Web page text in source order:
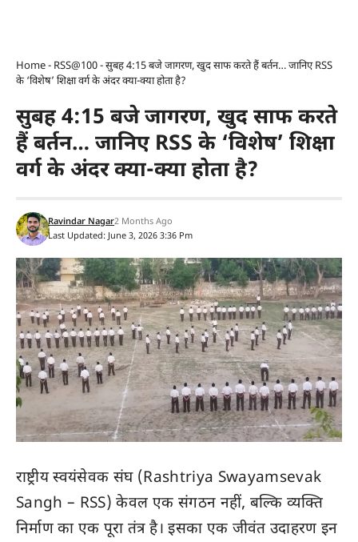
Home- RSS@100-सुबह 4:15 बजे जागरण, खुद साफ करते हैं बर्तन… जानिए RSS
के ‘विशेष’ शिक्षा वर्ग के अंदर क्या-क्या होता है?
सुबह 4:15 बजे जागरण, खुद साफ करते
हैं बर्तन… जानिए RSS के ‘विशेष’ शिक्षा
वर्ग के अंदर क्या-क्या होता है?
Last Updated: June 3, 2026 3:36 Pm
Ravindar Nagar2 Months Ago
राष्ट्रीय स्वयंसेवक संघ (Rashtriya Swayamsevak
Sangh – RSS) केवल एक संगठन नहीं, बल्कि व्यक्ति
निर्माण का एक पूरा तंत्र है। इसका एक जीवंत उदाहरण इन